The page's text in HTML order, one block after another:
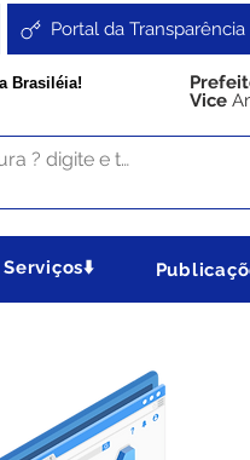
Portal da Transparência
Brasiléia!
Vice
Serviços⬇️